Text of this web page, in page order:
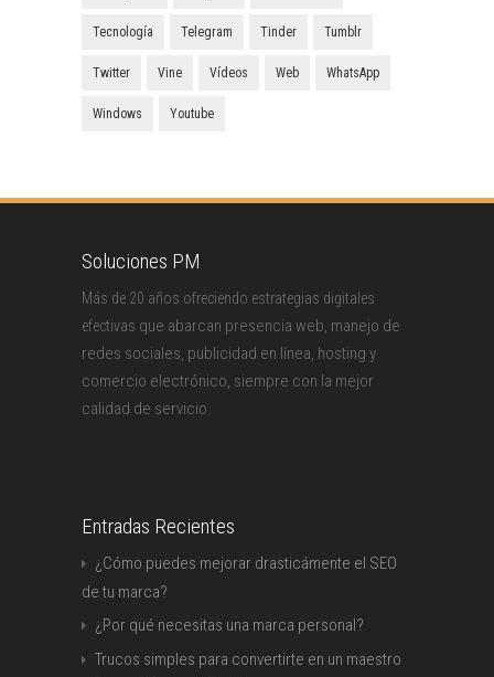
Tecnología Telegram Tinder Tumblr
Twitter Vine Vídeos Web WhatsApp
Windows Youtube
Soluciones PM
Más de 20 años ofreciendo estrategias digitales
efectivas que abarcan presencia web, manejo de
redes sociales, publicidad en línea, hosting y
comercio electrónico, siempre con la mejor
calidad de servicio.
Entradas Recientes
¿Cómo puedes mejorar drasticámente el SEO
de tu marca?
¿Por qué necesitas una marca personal?
Trucos simples para convertirte en un maestro